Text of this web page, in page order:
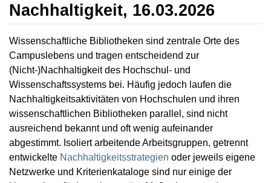
Nachhaltigkeit, 16.03.2026
Wechseln zu:Navigation,Suche
Wissenschaftliche Bibliotheken sind zentrale Orte des
Campuslebens und tragen entscheidend zur
(Nicht-)Nachhaltigkeit des Hochschul- und
Wissenschaftssystems bei. Häufig jedoch laufen die
Nachhaltigkeitsaktivitäten von Hochschulen und ihren
wissenschaftlichen Bibliotheken parallel, sind nicht
ausreichend bekannt und oft wenig aufeinander
abgestimmt. Isoliert arbeitende Arbeitsgruppen, getrennt
entwickelte Nachhaltigkeitsstrategien oder jeweils eigene
Netzwerke und Kriterienkataloge sind nur einige der